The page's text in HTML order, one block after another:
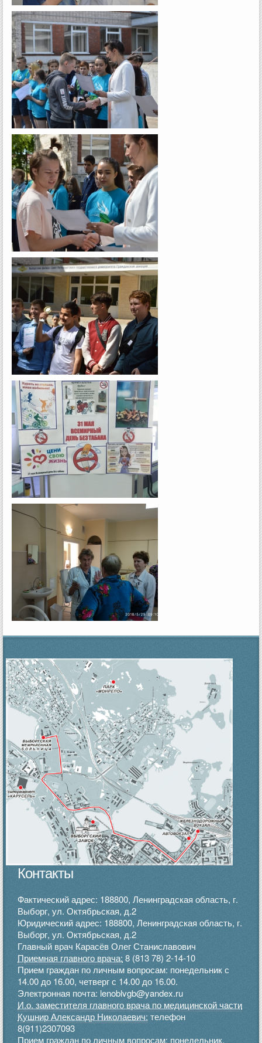
Контакты
Фактический адрес: 188800, Ленинградская область, г.
Выборг, ул. Октябрьская, д.2
Юридический адрес: 188800, Ленинградская область, г.
Выборг, ул. Октябрьская, д.2
Главный врач Карасёв Олег Станиславович
Приемная главного врача: 8 (813 78) 2-14-10
Прием граждан по личным вопросам: понедельник с
14.00 до 16.00, четверг с 14.00 до 16.00.
Электронная почта: lenoblvgb@yandex.ru
И.о. заместителя главного врача по медицинской части
Кушнир Александр Николаевич: телефон
8(911)2307093
Прием граждан по личным вопросам: понедельник,